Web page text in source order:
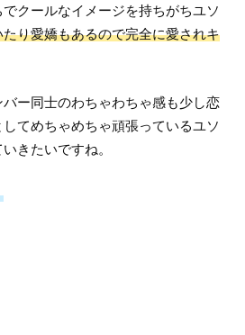
クールなイメージを持ちがちユソ
り愛嬌もあるので完全に愛されキ
ー同士のわちゃわちゃ感も少し恋
てめちゃめちゃ頑張っているユソ
きたいですね。